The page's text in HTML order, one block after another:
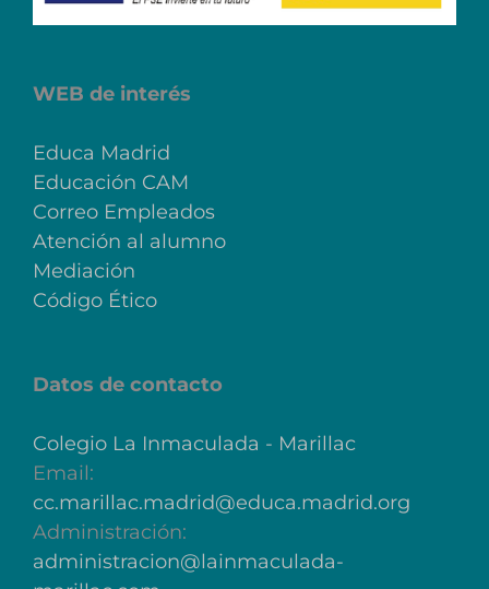
WEB de interés
Educa Madrid
Educación CAM
Correo Empleados
Atención al alumno
Mediación
Código Ético
Datos de contacto
Colegio La Inmaculada - Marillac
Email:
cc.marillac.madrid@educa.madrid.org
Administración:
administracion@lainmaculada-